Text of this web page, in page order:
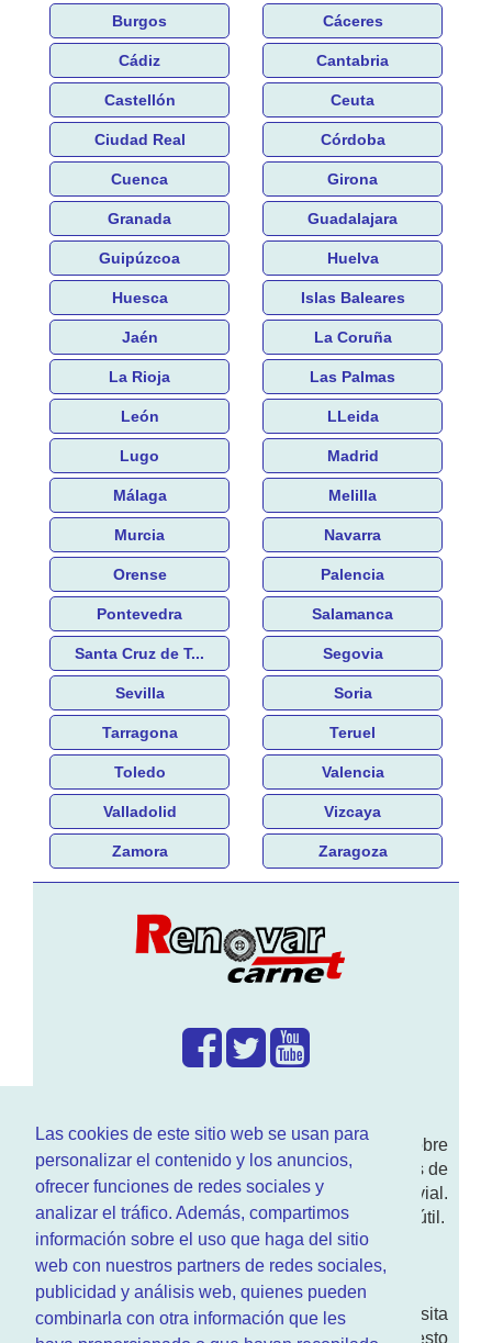
Las cookies de este sitio web se usan para
personalizar el contenido y los anuncios,
ofrecer funciones de redes sociales y
analizar el tráfico. Además, compartimos
información sobre el uso que haga del sitio
web con nuestros partners de redes sociales,
publicidad y análisis web, quienes pueden
combinarla con otra información que les
Burgos Cáceres
Cádiz Cantabria
Castellón Ceuta
Ciudad Real Córdoba
Cuenca Girona
Granada Guadalajara
Guipúzcoa Huelva
Huesca Islas Baleares
Jaén La Coruña
La Rioja Las Palmas
León LLeida
Lugo Madrid
Málaga Melilla
Murcia Navarra
Orense Palencia
Pontevedra Salamanca
Santa Cruz de T... Segovia
Sevilla Soria
Tarragona Teruel
Toledo Valencia
Valladolid Vizcaya
Zamora Zaragoza
Enwww.RenovarCarnet.comTe contamos sobre
larenovación del permisode conducir, noticias de
actualidad motor y sobre todo seguridad vial.
Ademas tenemos todo tipo de información DGT útil.
¿Quienes somos?
Quieres saber quien mantiene la pagina, visita
nuestrasección de contacto. Aquí tienes nuesto